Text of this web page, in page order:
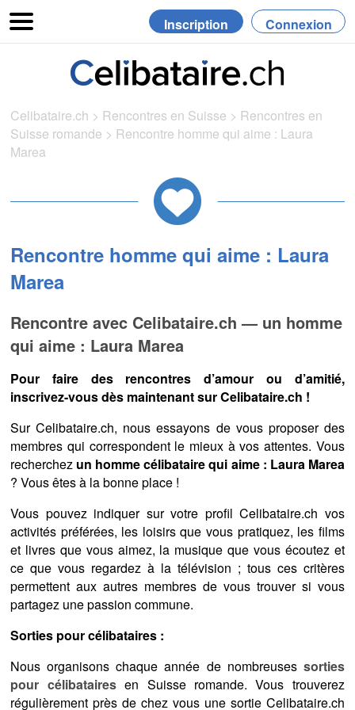
Inscription Connexion
Celibataire.ch > Rencontres en Suisse > Rencontres en
Suisse romande > Rencontre homme qui aime : Laura
Marea
Rencontre homme qui aime : Laura
Marea
Rencontre avec Celibataire.ch — un homme
qui aime : Laura Marea
Pour faire des rencontres d’amour ou d’amitié,
inscrivez-vous dès maintenant sur Celibataire.ch !
Sur Celibataire.ch, nous essayons de vous proposer des
membres qui correspondent le mieux à vos attentes. Vous
recherchez un homme célibataire qui aime : Laura Marea
? Vous êtes à la bonne place !
Vous pouvez indiquer sur votre profil Celibataire.ch vos
activités préférées, les loisirs que vous pratiquez, les films
et livres que vous aimez, la musique que vous écoutez et
ce que vous regardez à la télévision ; tous ces critères
permettent aux autres membres de vous trouver si vous
partagez une passion commune.
Sorties pour célibataires :
Nous organisons chaque année de nombreuses sorties
pour célibatairesen Suisse romande. Vous trouverez
régulièrement près de chez vous une sortie Celibataire.ch